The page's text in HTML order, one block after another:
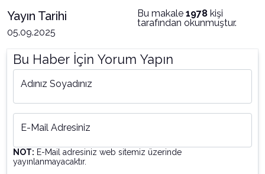
Yayın Tarihi
05.09.2025
Bu makale 1978 kişi
tarafından okunmuştur.
Bu Haber İçin Yorum Yapın
Adınız Soyadınız
E-Mail Adresiniz
NOT: E-Mail adresiniz web sitemiz üzerinde
yayınlanmayacaktır.